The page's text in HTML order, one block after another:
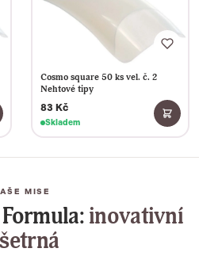
Cosmo square 50 ks vel. č. 2
Nehtové tipy
83 Kč
Skladem
MISE
inovativní